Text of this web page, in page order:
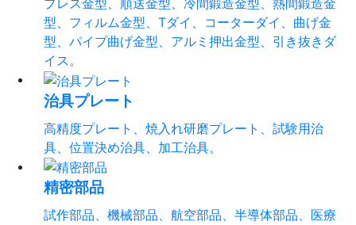
プレス金型、順送金型、冷間鍛造金型、熱間鍛造金
型、フィルム金型、Tダイ、コーターダイ、曲げ金
型、パイプ曲げ金型、アルミ押出金型、引き抜きダ
イス。
治具プレート
高精度プレート、焼入れ研磨プレート、試験用治
具、位置決め治具、加工治具。
精密部品
試作部品、機械部品、航空部品、半導体部品、医療